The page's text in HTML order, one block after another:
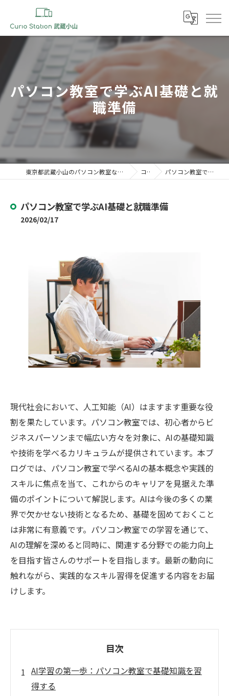
パソコン教室で学ぶAI基礎と就
職準備
東京都武蔵小山のパソコン教室ならキュリオステーション 武蔵小山店 コラム パソコン教室で学ぶAI基礎と就職準備
パソコン教室で学ぶAI基礎と就職準備
2026/02/17
現代社会において、人工知能（AI）はますます重要な役
割を果たしています。パソコン教室では、初心者からビ
ジネスパーソンまで幅広い方々を対象に、AIの基礎知識
や技術を学べるカリキュラムが提供されています。本ブ
ログでは、パソコン教室で学べるAIの基本概念や実践的
スキルに焦点を当て、これからのキャリアを見据えた準
備のポイントについて解説します。AIは今後の多くの業
界で欠かせない技術となるため、基礎を固めておくこと
は非常に有意義です。パソコン教室での学習を通じて、
AIの理解を深めると同時に、関連する分野での能力向上
を目指す皆さんのサポートを目指します。最新の動向に
触れながら、実践的なスキル習得を促進する内容をお届
けします。
目次
AI学習の第一歩：パソコン教室で基礎知識を習
得する